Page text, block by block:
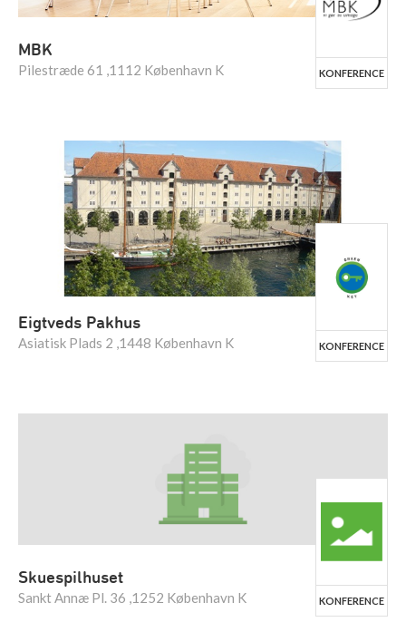
MBK
Pilestræde 61 ,1112 København K KONFERENCE
Eigtveds Pakhus
Asiatisk Plads 2 ,1448 København K KONFERENCE
Skuespilhuset
Sankt Annæ Pl. 36 ,1252 København K KONFERENCE